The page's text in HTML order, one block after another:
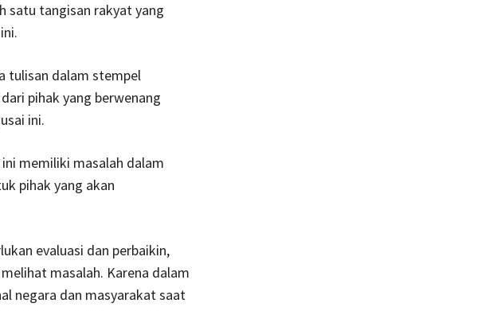
satu tangisan rakyat yang
tulisan dalam stempel
pihak yang berwenang
ini.
memiliki masalah dalam
pihak yang akan
evaluasi dan perbaikin,
masalah. Karena dalam
negara dan masyarakat saat